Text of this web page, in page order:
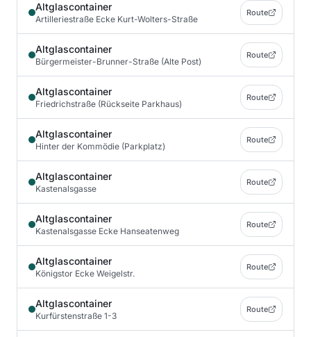
Altglascontainer
Artilleriestraße Ecke Kurt-Wolters-Straße
Route
Altglascontainer
Bürgermeister-Brunner-Straße (Alte Post)
Route
Altglascontainer
Friedrichstraße (Rückseite Parkhaus)
Route
Altglascontainer
Hinter der Kommödie (Parkplatz)
Route
Altglascontainer
Kastenalsgasse
Route
Altglascontainer
Kastenalsgasse Ecke Hanseatenweg
Route
Altglascontainer
Königstor Ecke Weigelstr.
Route
Altglascontainer
Kurfürstenstraße 1-3
Route